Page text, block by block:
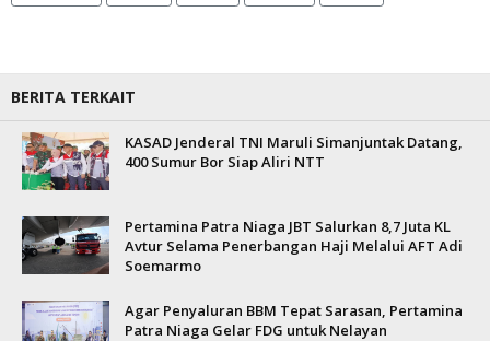
BERITA TERKAIT
KASAD Jenderal TNI Maruli Simanjuntak Datang,
400 Sumur Bor Siap Aliri NTT
Pertamina Patra Niaga JBT Salurkan 8,7 Juta KL
Avtur Selama Penerbangan Haji Melalui AFT Adi
Soemarmo
Agar Penyaluran BBM Tepat Sarasan, Pertamina
Patra Niaga Gelar FDG untuk Nelayan